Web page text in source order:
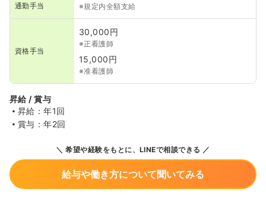
通勤手当 ※規定内全額支給
資格手当
30,000円
※正看護師
15,000円
※准看護師
昇給 / 賞与
昇給：年1回
賞与：年2回
希望や経験をもとに、LINEで相談できる
給与や働き方について聞いてみる